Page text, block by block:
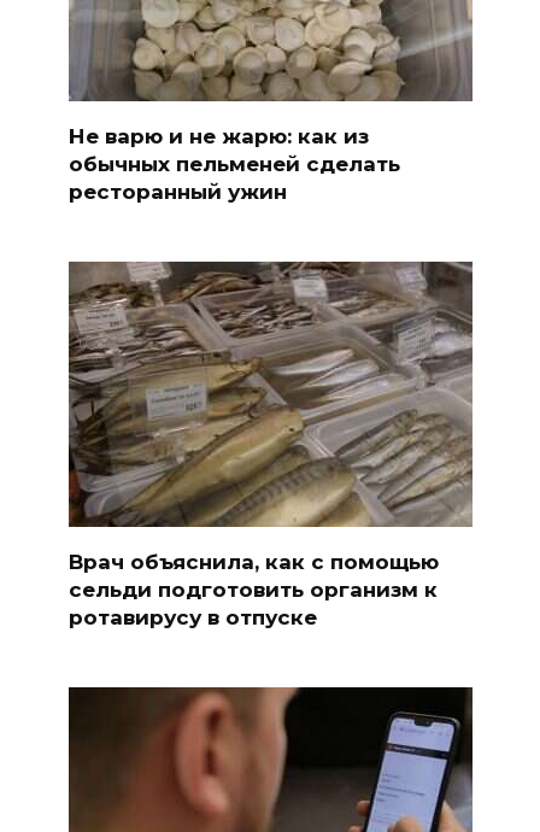
Не варю и не жарю: как из
обычных пельменей сделать
ресторанный ужин
Врач объяснила, как с помощью
сельди подготовить организм к
ротавирусу в отпуске